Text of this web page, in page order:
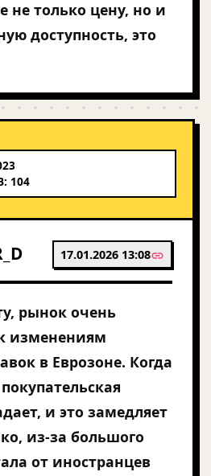
не только цену, но и
доступность, это
104
17.01.2026 13:08
рынок очень
изменениям
в Еврозоне. Когда
и это замедляет
из-за большого
от иностранцев